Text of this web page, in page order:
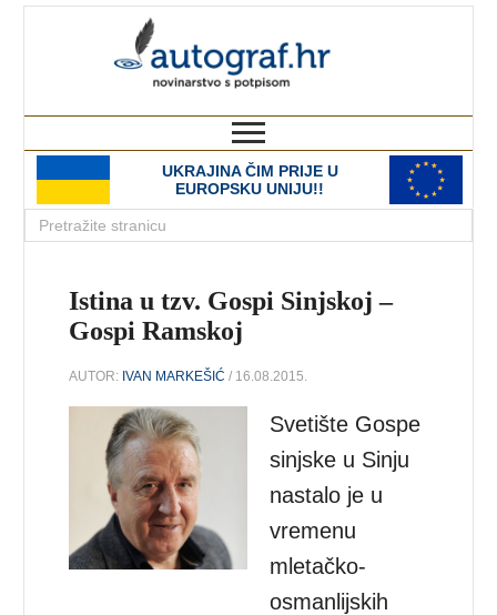
UKRAJINA ČIM PRIJE U
EUROPSKU UNIJU!!
Istina u tzv. Gospi Sinjskoj –
Gospi Ramskoj
AUTOR: IVAN MARKEŠIĆ / 16.08.2015.
Svetište Gospe
sinjske u Sinju
nastalo je u
vremenu
mletačko-
osmanlijskih